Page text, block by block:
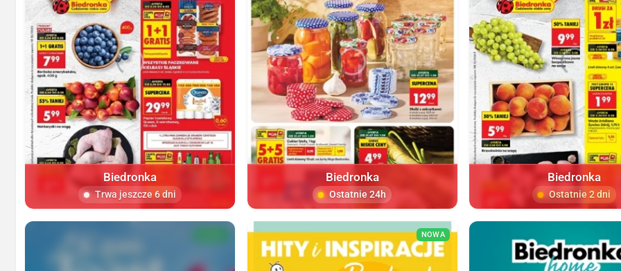
Biedronka
Trwa jeszcze 6 dni
Biedronka
Ostatnie 24h
Biedronka
Ostatnie 2 dni
NOWA